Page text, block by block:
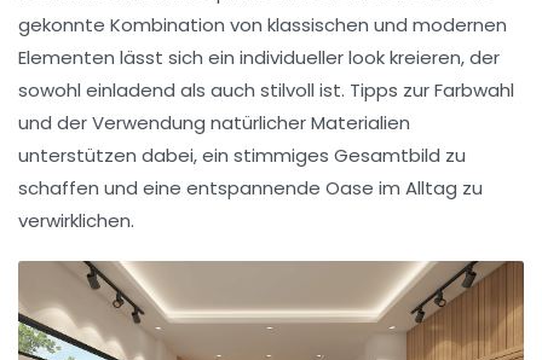
gekonnte Kombination von klassischen und modernen
Elementen lässt sich ein individueller look kreieren, der
sowohl einladend als auch stilvoll ist. Tipps zur Farbwahl
und der Verwendung natürlicher Materialien
unterstützen dabei, ein stimmiges Gesamtbild zu
schaffen und eine entspannende Oase im Alltag zu
verwirklichen.